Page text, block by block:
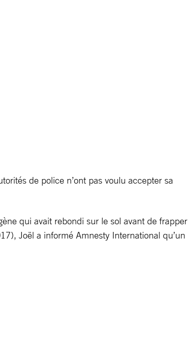
de police n’ont pas voulu accepter sa
qui avait rebondi sur le sol avant de frapper
Joël a informé Amnesty International qu’un